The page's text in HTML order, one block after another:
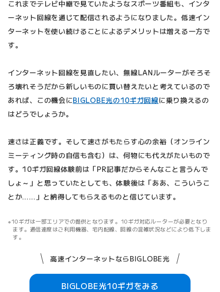
これまでテレビ中継で見ていたようなスポーツ番組も、インタ
ーネット回線を通じて配信されるようになりました。低速イン
ターネットを使い続けることによるデメリットは増える一方で
す。
インターネット回線を見直したい、無線LANルーターがそろそ
ろ壊れそうだから新しいものに買い替えたいと考えているので
あれば、この機会にBIGLOBE光の10ギガ回線に乗り換えるの
はどうでしょうか。
速さは正義です。そして速さがもたらす心の余裕（オンライン
ミーティング時の自信も含む）は、何物にも代えがたいもので
す。10ギガ回線体験前は「PR記事だからそんなこと言うんで
しょ～」と思っていたとしても、体験後は「ああ、こういうこ
とか……」と納得してもらえるものと信じています。
10ギガは一部エリアでの提供となります。10ギガ対応ルーターが必要となり
ます。通信速度はご利用機器、宅内配線、回線の混雑状況などにより低下しま
す。
高速インターネットならBIGLOBE光
BIGLOBE光10ギガをみる